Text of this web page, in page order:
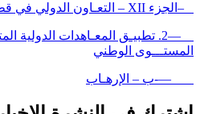
–الجزء XII – التعـاون الدولي في قطـاعي الأمـن والدفاع
—2. تطبيـق المعـاهدات الدولية
المستـــوى الوطني
—-ب – الإرهـاب